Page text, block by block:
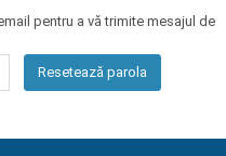
pentru a vă trimite mesajul de
Resetează parola